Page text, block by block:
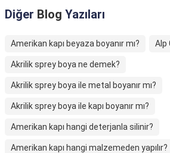
Diğer Blog Yazıları
Amerikan kapı beyaza boyanır mı? Alp
Akrilik sprey boya ne demek?
Akrilik sprey boya ile metal boyanır mı?
Akrilik sprey boya ile kapı boyanır mı?
Amerikan kapı hangi deterjanla silinir?
Amerikan kapı hangi malzemeden yapılır?